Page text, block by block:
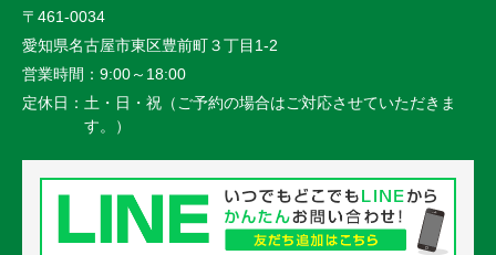
〒461-0034
愛知県名古屋市東区豊前町３丁目1-2
営業時間： 9:00～18:00
定休日： 土・日・祝（ご予約の場合はご対応させていただきま
す。）